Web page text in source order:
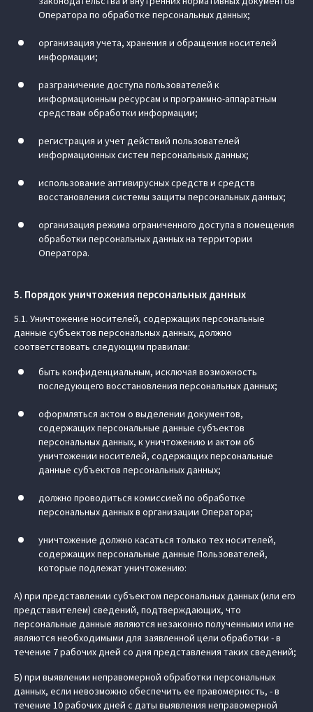
Оператора по обработке персональных данных;
организация учета, хранения и обращения носителей
информации;
разграничение доступа пользователей к
информационным ресурсам и программно-аппаратным
средствам обработки информации;
регистрация и учет действий пользователей
информационных систем персональных данных;
использование антивирусных средств и средств
восстановления системы защиты персональных данных;
организация режима ограниченного доступа в помещения
обработки персональных данных на территории
Оператора.
5. Порядок уничтожения персональных данных
5.1. Уничтожение носителей, содержащих персональные
данные субъектов персональных данных, должно
соответствовать следующим правилам:
быть конфиденциальным, исключая возможность
последующего восстановления персональных данных;
оформляться актом о выделении документов,
содержащих персональные данные субъектов
персональных данных, к уничтожению и актом об
уничтожении носителей, содержащих персональные
данные субъектов персональных данных;
должно проводиться комиссией по обработке
персональных данных в организации Оператора;
уничтожение должно касаться только тех носителей,
содержащих персональные данные Пользователей,
которые подлежат уничтожению:
А) при представлении субъектом персональных данных (или его
представителем) сведений, подтверждающих, что
персональные данные являются незаконно полученными или не
являются необходимыми для заявленной цели обработки - в
течение 7 рабочих дней со дня представления таких сведений;
Б) при выявлении неправомерной обработки персональных
данных, если невозможно обеспечить ее правомерность, - в
течение 10 рабочих дней с даты выявления неправомерной